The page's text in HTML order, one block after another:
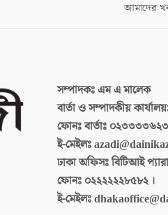
আমাদের
সম্পাদকঃএম এ মালেক
বার্তা ও সম্পাদকীয়
ফোনঃ বার্তাঃ
ই-মেইলঃ
ঢাকা অফিসঃবিটিআই
ফোনঃ ০২২২২২২৮৫৮২ ।
ই-মেইলঃ